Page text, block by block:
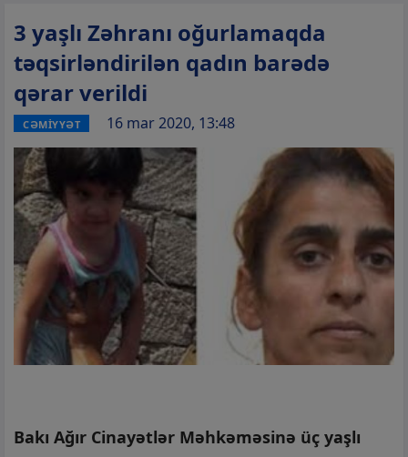
3 yaşlı Zəhranı oğurlamaqda
təqsirləndirilən qadın barədə
qərar verildi
CƏMİYYƏT 16 mar 2020, 13:48
Bakı Ağır Cinayətlər Məhkəməsinə üç yaşlı